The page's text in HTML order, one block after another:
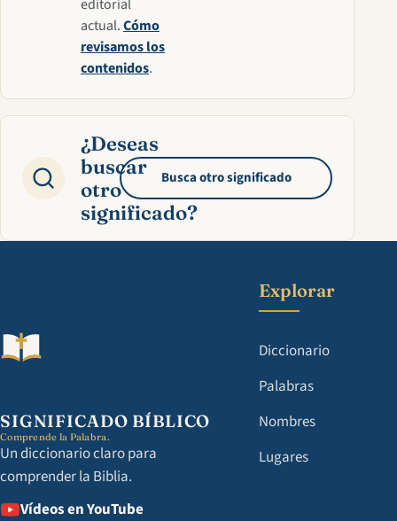
editorial
actual.Cómo
revisamos los
contenidos.
¿Deseas
buscar
otro
significado?
Busca otro significado
SIGNIFICADO BÍBLICO
Comprende la Palabra.
Un diccionario claro para
comprender la Biblia.
Vídeos en YouTube
Explorar
Diccionario
Palabras
Nombres
Lugares